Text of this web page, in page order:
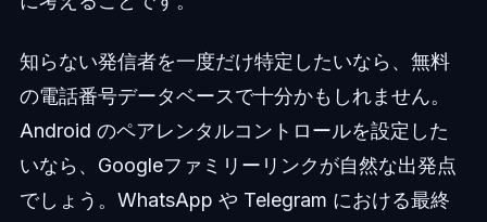
知らない発信者を一度だけ特定したいなら、無料
の電話番号データベースで十分かもしれません。
Android のペアレンタルコントロールを設定した
いなら、Googleファミリーリンクが自然な出発点
でしょう。WhatsApp や Telegram における最終